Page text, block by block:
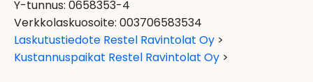
Y-tunnus: 0658353-4
Verkkolaskuosoite: 003706583534
Laskutustiedote Restel Ravintolat Oy >
Kustannuspaikat Restel Ravintolat Oy >